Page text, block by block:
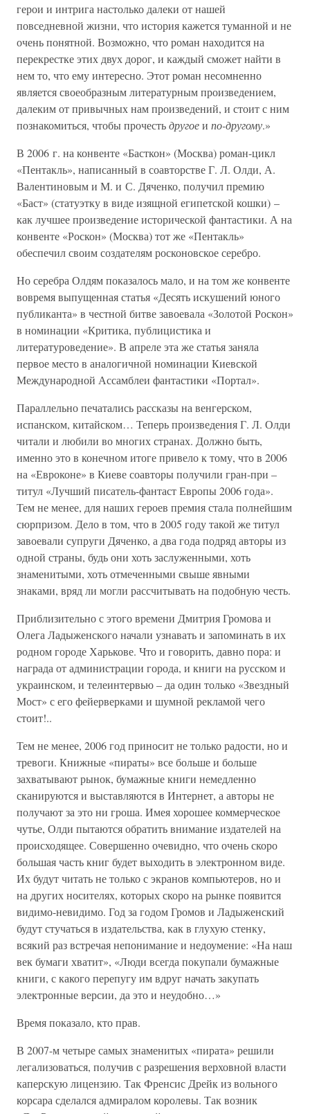
герои и интрига настолько далеки от нашей
повседневной жизни, что история кажется туманной и не
очень понятной. Возможно, что роман находится на
перекрестке этих двух дорог, и каждый сможет найти в
нем то, что ему интересно. Этот роман несомненно
является своеобразным литературным произведением,
далеким от привычных нам произведений, и стоит с ним
познакомиться, чтобы прочестьдругоеи по-другому.»
В 2006 г. на конвенте «Басткон» (Москва) роман-цикл
«Пентакль», написанный в соавторстве Г. Л. Олди, А.
Валентиновым и М. и С. Дяченко, получил премию
«Баст» (статуэтку в виде изящной египетской кошки) –
как лучшее произведение исторической фантастики. А на
конвенте «Роскон» (Москва) тот же «Пентакль»
обеспечил своим создателям росконовское серебро.
Но серебра Олдям показалось мало, и на том же конвенте
вовремя выпущенная статья «Десять искушений юного
публиканта» в честной битве завоевала «Золотой Роскон»
в номинации «Критика, публицистика и
литературоведение». В апреле эта же статья заняла
первое место в аналогичной номинации Киевской
Международной Ассамблеи фантастики «Портал».
Параллельно печатались рассказы на венгерском,
испанском, китайском… Теперь произведения Г. Л. Олди
читали и любили во многих странах. Должно быть,
именно это в конечном итоге привело к тому, что в 2006
на «Евроконе» в Киеве соавторы получили гран-при –
титул «Лучший писатель-фантаст Европы 2006 года».
Тем не менее, для наших героев премия стала полнейшим
сюрпризом. Дело в том, что в 2005 году такой же титул
завоевали супруги Дяченко, а два года подряд авторы из
одной страны, будь они хоть заслуженными, хоть
знаменитыми, хоть отмеченными свыше явными
знаками, вряд ли могли рассчитывать на подобную честь.
Приблизительно с этого времени Дмитрия Громова и
Олега Ладыженского начали узнавать и запоминать в их
родном городе Харькове. Что и говорить, давно пора: и
награда от администрации города, и книги на русском и
украинском, и телеинтервью – да один только «Звездный
Мост» с его фейерверками и шумной рекламой чего
стоит!..
Тем не менее, 2006 год приносит не только радости, но и
тревоги. Книжные «пираты» все больше и больше
захватывают рынок, бумажные книги немедленно
сканируются и выставляются в Интернет, а авторы не
получают за это ни гроша. Имея хорошее коммерческое
чутье, Олди пытаются обратить внимание издателей на
происходящее. Совершенно очевидно, что очень скоро
большая часть книг будет выходить в электронном виде.
Их будут читать не только с экранов компьютеров, но и
на других носителях, которых скоро на рынке появится
видимо-невидимо. Год за годом Громов и Ладыженский
будут стучаться в издательства, как в глухую стенку,
всякий раз встречая непонимание и недоумение: «На наш
век бумаги хватит», «Люди всегда покупали бумажные
книги, с какого перепугу им вдруг начать закупать
электронные версии, да это и неудобно…»
Время показало, кто прав.
В 2007-м четыре самых знаменитых «пирата» решили
легализоваться, получив с разрешения верховной власти
каперскую лицензию. Так Френсис Дрейк из вольного
корсара сделался адмиралом королевы. Так возник